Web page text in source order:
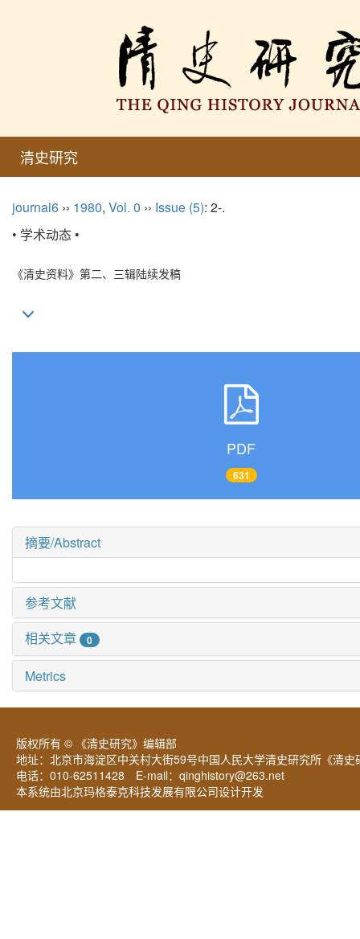
清史研究
journal6 ›› 1980, Vol. 0 ›› Issue (5): 2-.
• 学术动态 •
《清史资料》第二、三辑陆续发稿
PDF
631
摘要/Abstract
参考文献
相关文章
0
Metrics
版权所有 © 《清史研究》编辑部
地址：北京市海淀区中关村大街59号中国人民大学清史研究所《
电话：010-62511428 E-mail： qinghistory@263.net
本系统由北京玛格泰克科技发展有限公司设计开发